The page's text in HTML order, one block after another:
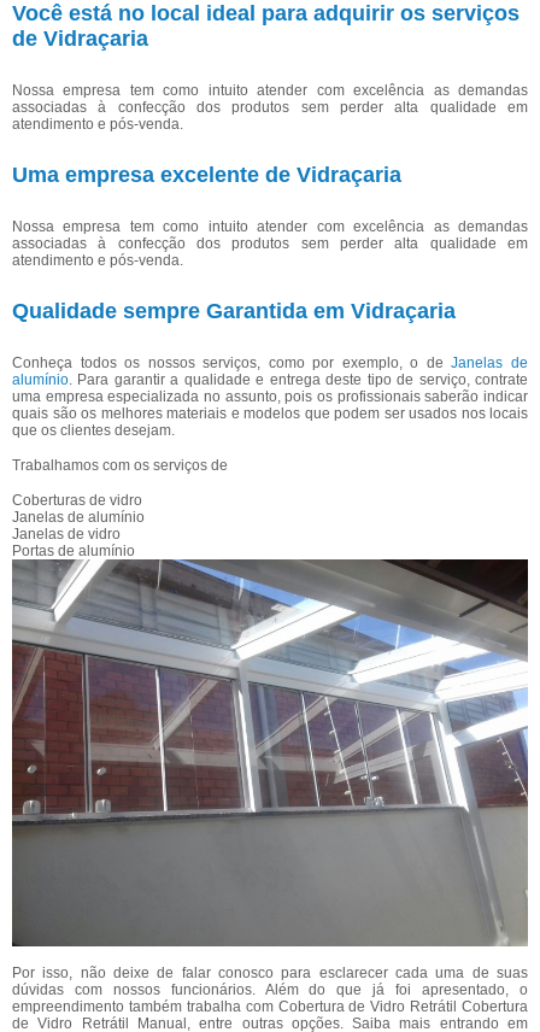
Você está no local ideal para adquirir os serviços
de Vidraçaria
Nossa empresa tem como intuito atender com excelência as demandas
associadas à confecção dos produtos sem perder alta qualidade em
atendimento e pós-venda.
Uma empresa excelente de Vidraçaria
Nossa empresa tem como intuito atender com excelência as demandas
associadas à confecção dos produtos sem perder alta qualidade em
atendimento e pós-venda.
Qualidade sempre Garantida em Vidraçaria
Conheça todos os nossos serviços, como por exemplo, o deJanelas de
alumínio. Para garantir a qualidade e entrega deste tipo de serviço, contrate
uma empresa especializada no assunto, pois os profissionais saberão indicar
quais são os melhores materiais e modelos que podem ser usados nos locais
que os clientes desejam.
Trabalhamos com os serviços de
Coberturas de vidro
Janelas de alumínio
Janelas de vidro
Portas de alumínio
Por isso, não deixe de falar conosco para esclarecer cada uma de suas
dúvidas com nossos funcionários. Além do que já foi apresentado, o
empreendimento também trabalha com Cobertura de Vidro Retrátil Cobertura
de Vidro Retrátil Manual, entre outras opções. Saiba mais entrando em